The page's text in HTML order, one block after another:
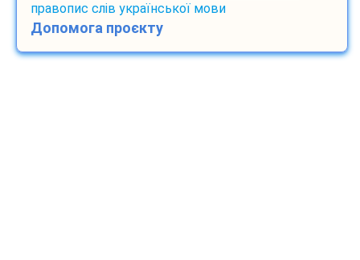
правопис слів української мови
Допомога проєкту